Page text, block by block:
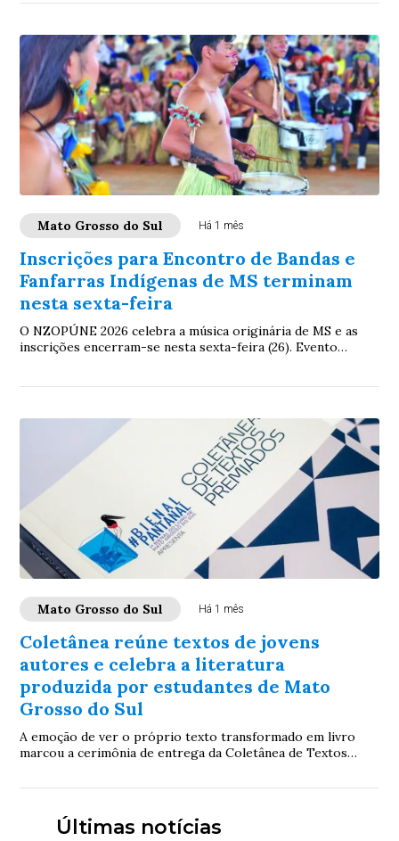
Mato Grosso do Sul Há 1 mês
Inscrições para Encontro de Bandas e
Fanfarras Indígenas de MS terminam
nesta sexta-feira
O NZOPÚNE 2026 celebra a música originária de MS e as
inscrições encerram-se nesta sexta-feira (26). Evento
Mato Grosso do Sul Há 1 mês
Coletânea reúne textos de jovens
autores e celebra a literatura
produzida por estudantes de Mato
Grosso do Sul
A emoção de ver o próprio texto transformado em livro
marcou a cerimônia de entrega da Coletânea de Textos
Últimas notícias